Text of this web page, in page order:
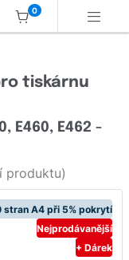
0
tiskárnu
stran A4 při 5% pokrytí
Nejprodávanější
+ Dárek
E460, E462 -
produktu)